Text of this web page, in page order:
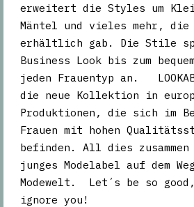
erweitert die Styles um
Mäntel und vieles mehr, die
erhältlich gab. Die Stile
Business Look bis zum
jeden Frauentyp an.
die neue Kollektion in
Produktionen, die sich im
Frauen mit hohen
befinden. All dies
junges Modelabel auf dem
Modewelt. Let´s be so
ignore you!